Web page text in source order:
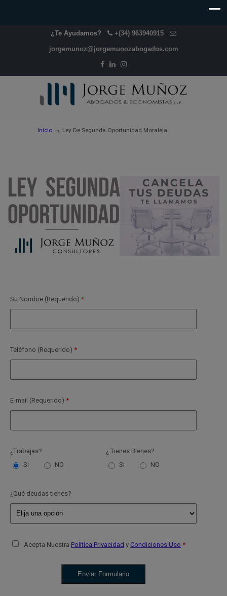
¿Te Ayudamos? +(34) 963940915
jorgemunoz@jorgemunozabogados.com
Inicio → Ley De Segunda Oportunidad Moraleja
Su Nombre (Requerido)
Teléfono (Requerido)
E-mail (Requerido)
¿Trabajas?
SI
NO
¿ Tienes Bienes?
SI
NO
¿Qué deudas tienes?
Acepta Nuestra Política Privacidad y Condiciones Uso